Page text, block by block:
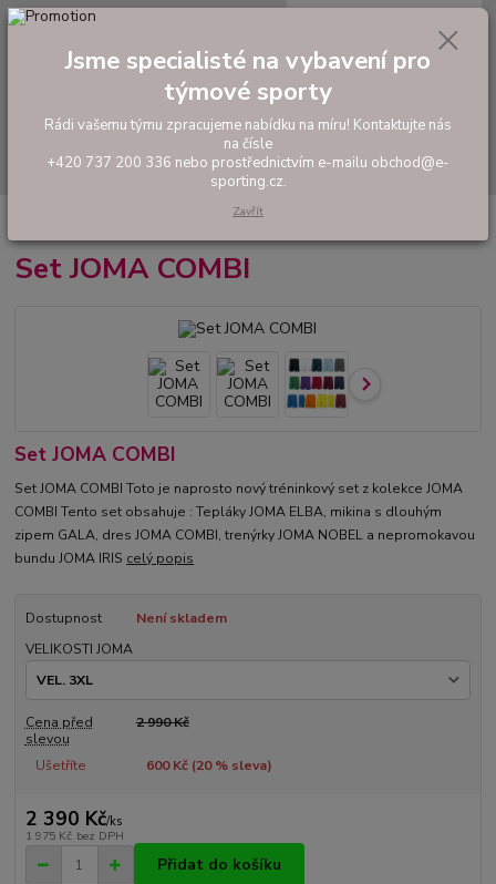
Hledat
tel: +420 737 200 336
0,00 Kč
Hráčské sety a soupravy
Set JOMA COMBI
Set JOMA COMBI
Set JOMA COMBI Toto je naprosto nový tréninkový set z kolekce JOMA
COMBI Tento set obsahuje : Tepláky JOMA ELBA, mikina s dlouhým
zipem GALA, dres JOMA COMBI, trenýrky JOMA NOBEL a nepromokavou
bundu JOMA IRIS celý popis
Dostupnost
Není skladem
VELIKOSTI JOMA
Cena před
slevou
2 990 Kč
Ušetříte 600 Kč (20% sleva)
2 390 Kč/ks
1 975 Kč bez DPH
Přidat do košíku
Jsme specialisté na vybavení pro
týmové sporty
Rádi vašemu týmu zpracujeme nabídku na míru! Kontaktujte nás
na čísle
+420 737 200 336 nebo prostřednictvím e-mailu obchod@e-
sporting.cz.
Zavřít